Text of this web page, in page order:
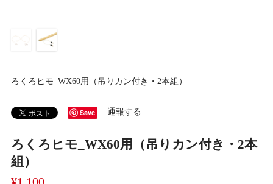
ろくろヒモ_WX60用（吊りカン付き・2本
組）
ろくろヒモ_WX60用（吊りカン付き・2本組）
Save 通報する